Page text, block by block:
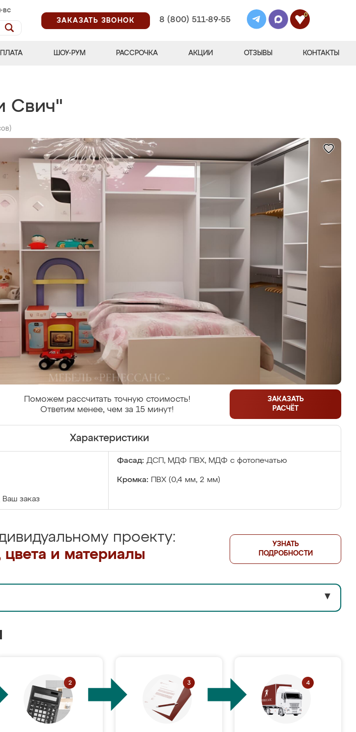
вс
ЗАКАЗАТЬ ЗВОНОК
8 (800) 511-89-55
0
ШОУ-РУМ РАССРОЧКА АКЦИИ ОТЗЫВЫ КОНТАКТЫ
Свич"
Поможем рассчитать точную стоимость!
Ответим менее, чем за 15 минут!
ЗАКАЗАТЬ
РАСЧЁТ
Характеристики
Фасад: ДСП, МДФ ПВХ, МДФ с фотопечатью
Кромка: ПВХ (0,4 мм, 2 мм)
заказ
проекту:
и материалы
УЗНАТЬ
ПОДРОБНОСТИ
▼